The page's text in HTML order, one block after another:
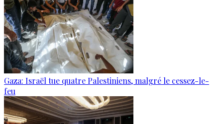
Gaza: Israël tue quatre Palestiniens, malgré le cessez-le-
feu